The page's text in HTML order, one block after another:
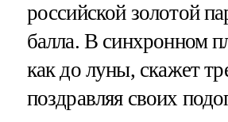
российской золотой
балла. В синхронном
как до луны, скажет
поздравляя своих